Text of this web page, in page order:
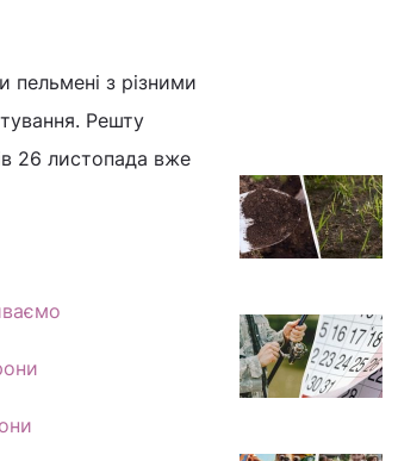
пельмені з різними
Решту
26 листопада вже